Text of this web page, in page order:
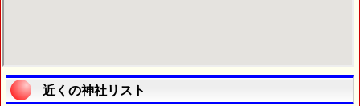
近くの神社リスト